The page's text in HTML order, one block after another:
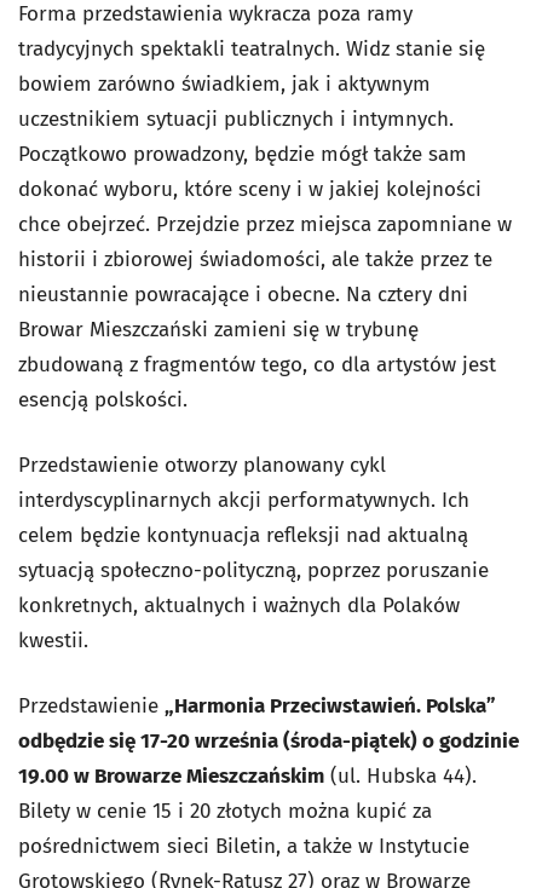
Forma przedstawienia wykracza poza ramy
tradycyjnych spektakli teatralnych. Widz stanie się
bowiem zarówno świadkiem, jak i aktywnym
uczestnikiem sytuacji publicznych i intymnych.
Początkowo prowadzony, będzie mógł także sam
dokonać wyboru, które sceny i w jakiej kolejności
chce obejrzeć. Przejdzie przez miejsca zapomniane w
historii i zbiorowej świadomości, ale także przez te
nieustannie powracające i obecne. Na cztery dni
Browar Mieszczański zamieni się w trybunę
zbudowaną z fragmentów tego, co dla artystów jest
esencją polskości.
Przedstawienie otworzy planowany cykl
interdyscyplinarnych akcji performatywnych. Ich
celem będzie kontynuacja refleksji nad aktualną
sytuacją społeczno-polityczną, poprzez poruszanie
konkretnych, aktualnych i ważnych dla Polaków
kwestii.
Przedstawienie „Harmonia Przeciwstawień. Polska”
odbędzie się 17-20 września (środa-piątek) o godzinie
19.00 w Browarze Mieszczańskim (ul. Hubska 44).
Bilety w cenie 15 i 20 złotych można kupić za
pośrednictwem sieci Biletin, a także w Instytucie
Grotowskiego (Rynek-Ratusz 27) oraz w Browarze